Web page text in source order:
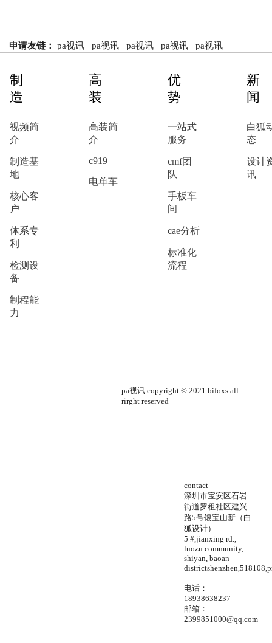
申请友链： pa视讯 pa视讯 pa视讯 pa视讯 pa视讯
制
造
视频简
介
制造基
地
核心客
户
体系专
利
检测设
备
制程能
力
高
装
高装简
介
c919
电单车
优
势
一站式
服务
cmf团
队
手板车
间
cae分析
标准化
流程
新
闻
白狐
态
设计
讯
pa视讯 copyright © 2021 bifoxs.all
rirght reserved
contact
深圳市宝安区石岩
街道罗租社区建兴
路5号银宝山新（白
狐设计）
5 #,jianxing rd.,
luozu community,
shiyan, baoan
电话：
18938638237
邮箱：
2399851000@qq.com